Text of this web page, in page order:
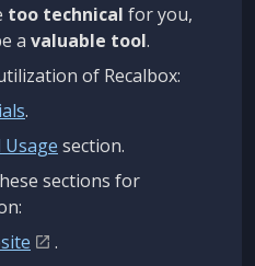
too technical for you,
a valuable tool.
of Recalbox:
.
Usage section.
sections for
.